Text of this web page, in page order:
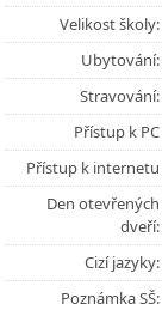
Velikost školy:
Ubytování:
Stravování:
Přístup k PC
Přístup k internetu
Den otevřených
dveří:
Cizí jazyky:
Poznámka SŠ: